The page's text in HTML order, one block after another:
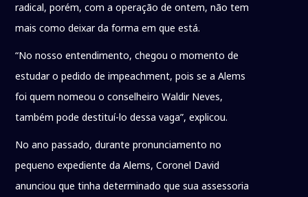
radical, porém, com a operação de ontem, não tem
mais como deixar da forma em que está.
“No nosso entendimento, chegou o momento de
estudar o pedido de impeachment, pois se a Alems
foi quem nomeou o conselheiro Waldir Neves,
também pode destituí-lo dessa vaga”, explicou.
No ano passado, durante pronunciamento no
pequeno expediente da Alems, Coronel David
anunciou que tinha determinado que sua assessoria